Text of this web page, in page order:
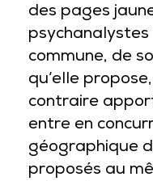
des pages
commune, de
qu’elle
contraire
entre en
géographique
proposés au